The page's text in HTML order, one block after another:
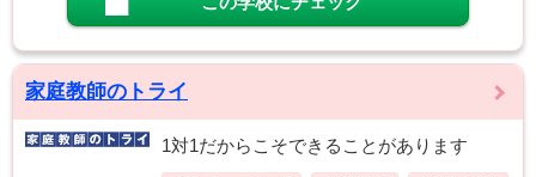
家庭教師のトライ
1対1だからこそできることがあります